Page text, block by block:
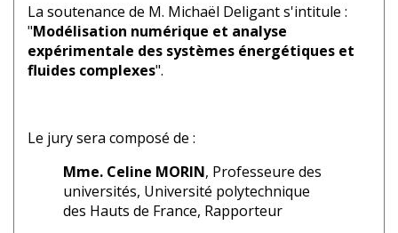
La soutenance de M. Michaël Deligant s'intitule :
"Modélisation numérique et analyse
expérimentale des systèmes énergétiques et
fluides complexes".
Le jury sera composé de :
Mme. Celine MORIN, Professeure des
universités, Université polytechnique
des Hauts de France, Rapporteur